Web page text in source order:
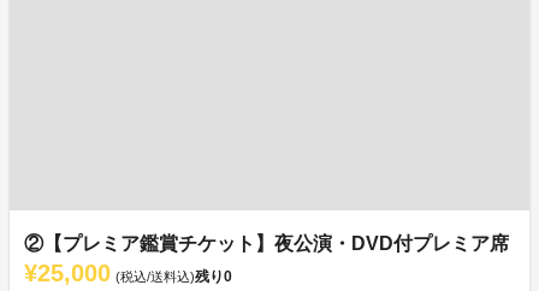
②【プレミア鑑賞チケット】夜公演・DVD付プレミア席
¥25,000 (税込/送料込)残り0